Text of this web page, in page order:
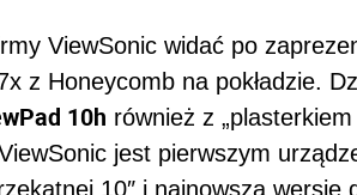
ViewSonic widać po
z Honeycomb na pokładzie.
10h również z
jest pierwszym
10″ i najnowszą wersję